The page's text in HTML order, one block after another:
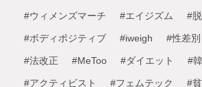
#ウィメンズマーチ #エイジズム #
#ボディポジティブ #iweigh #性差別
#法改正 #MeToo #ダイエット #
#アクティビスト #フェムテック #